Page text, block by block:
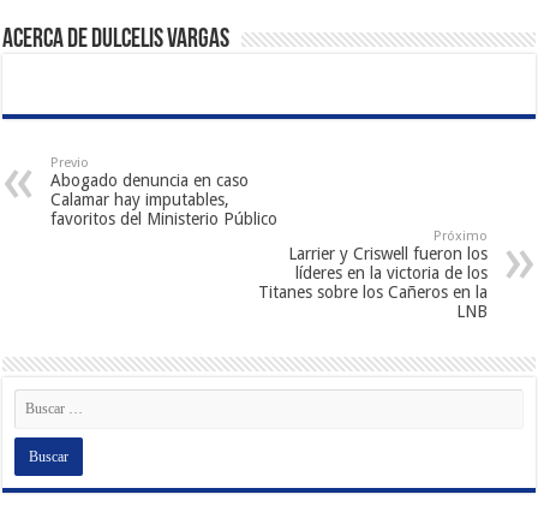
Acerca de Dulcelis Vargas
Previo
Abogado denuncia en caso
Calamar hay imputables,
favoritos del Ministerio Público
Próximo
Larrier y Criswell fueron los
líderes en la victoria de los
Titanes sobre los Cañeros en la
LNB